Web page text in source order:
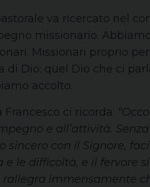
va ricercato nel
missionario.
Missionari proprio
di Dio: quel Dio che ci
accolto.
Francesco ci ricorda:
e all’attività.
sincero con il Signore,
le difficoltà, e il fervore
immensamente